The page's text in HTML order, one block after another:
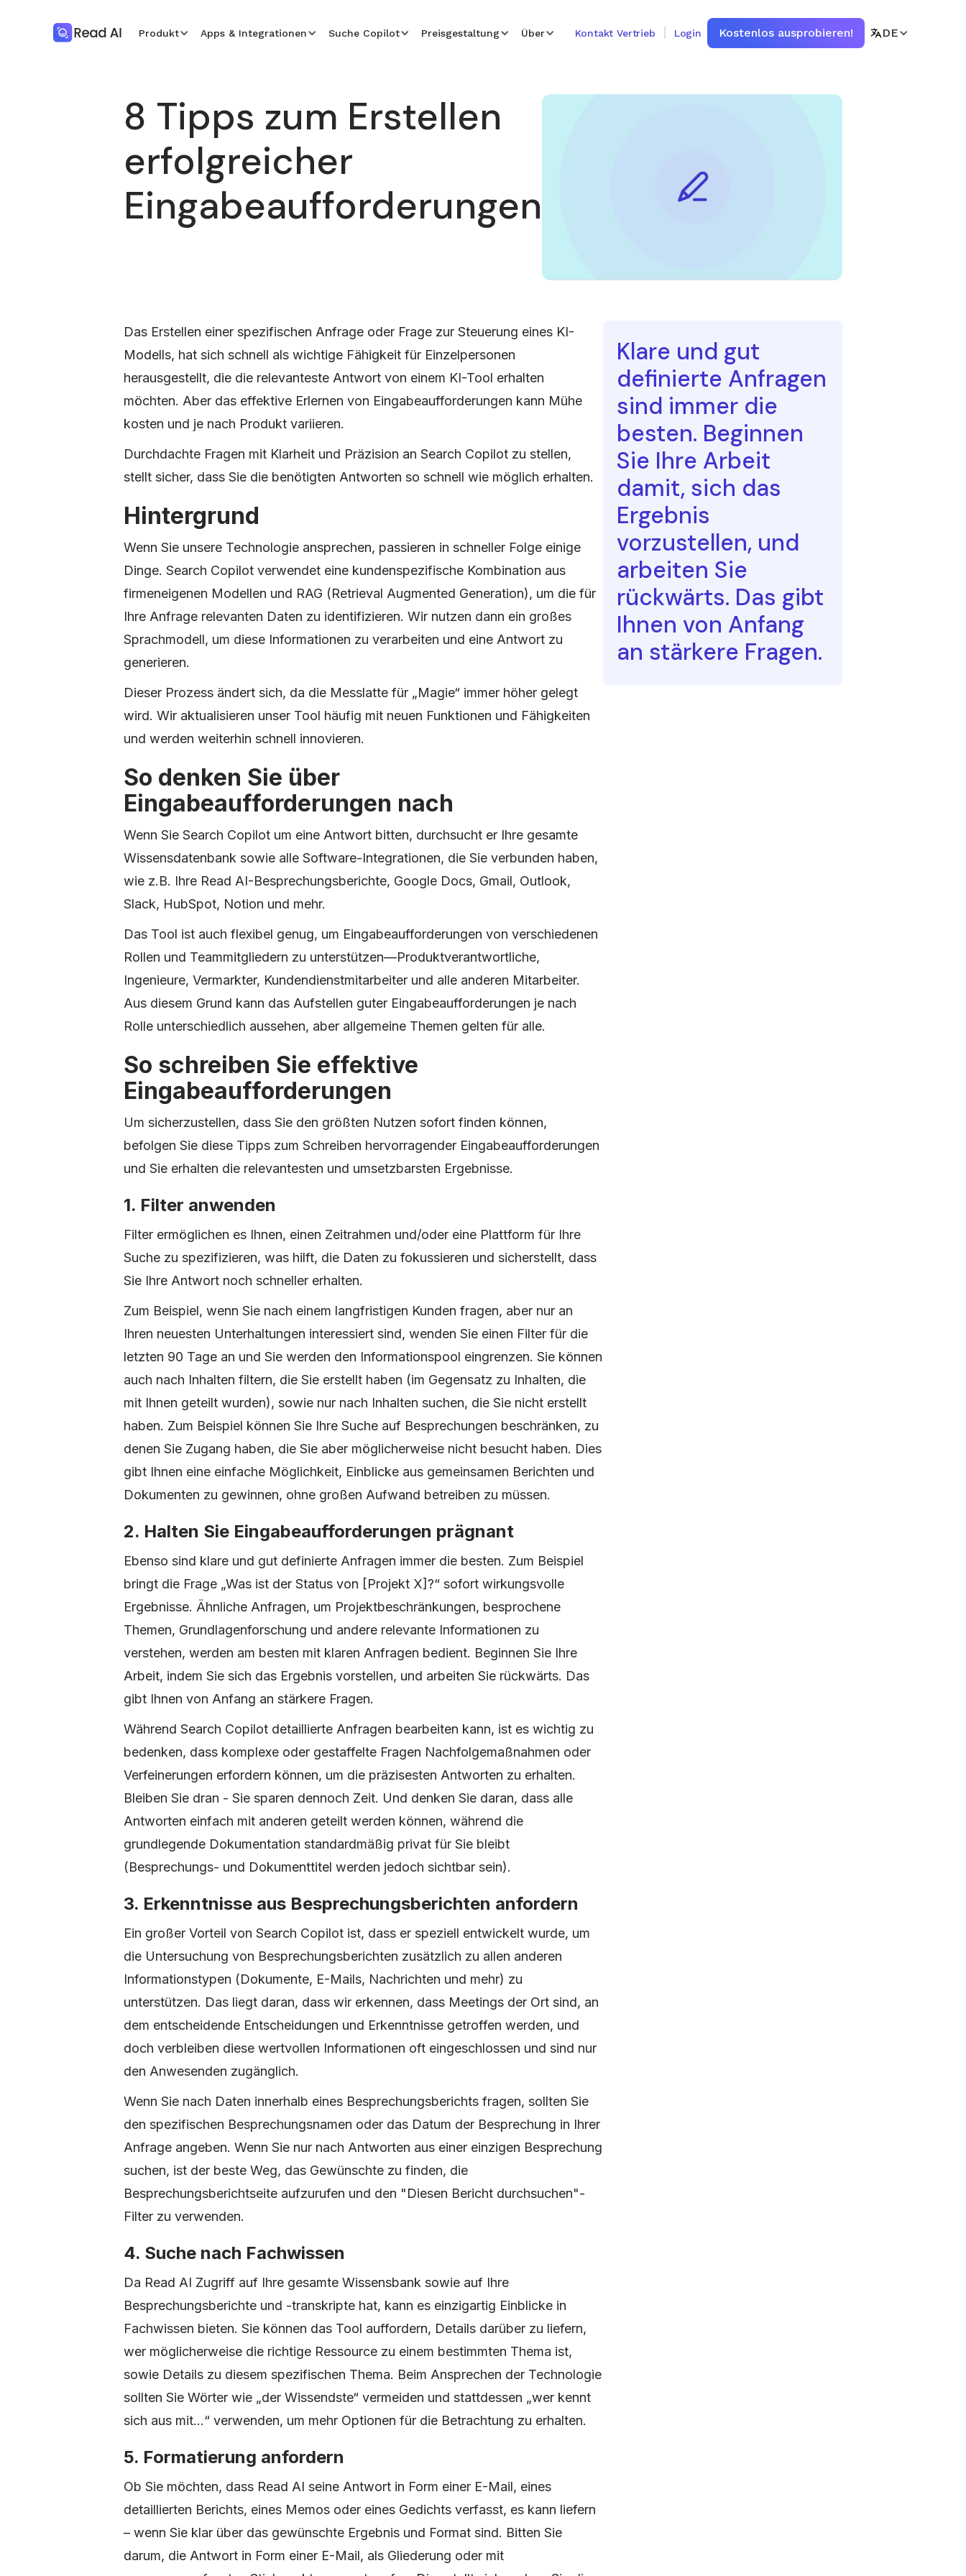
Produkt Apps & Integrationen Suche Copilot Preisgestaltung Über Kontakt Vertrieb Login Kostenlos ausprobieren! DE
8 Tipps zum Erstellen
erfolgreicher
Eingabeaufforderungen
Das Erstellen einer spezifischen Anfrage oder Frage zur Steuerung eines KI-
Modells, hat sich schnell als wichtige Fähigkeit für Einzelpersonen
herausgestellt, die die relevanteste Antwort von einem KI-Tool erhalten
möchten. Aber das effektive Erlernen von Eingabeaufforderungen kann Mühe
kosten und je nach Produkt variieren.
Durchdachte Fragen mit Klarheit und Präzision an Search Copilot zu stellen,
stellt sicher, dass Sie die benötigten Antworten so schnell wie möglich erhalten.
Hintergrund
Wenn Sie unsere Technologie ansprechen, passieren in schneller Folge einige
Dinge. Search Copilot verwendet eine kundenspezifische Kombination aus
firmeneigenen Modellen und RAG (Retrieval Augmented Generation), um die für
Ihre Anfrage relevanten Daten zu identifizieren. Wir nutzen dann ein großes
Sprachmodell, um diese Informationen zu verarbeiten und eine Antwort zu
generieren.
Dieser Prozess ändert sich, da die Messlatte für „Magie“ immer höher gelegt
wird. Wir aktualisieren unser Tool häufig mit neuen Funktionen und Fähigkeiten
und werden weiterhin schnell innovieren.
So denken Sie über
Eingabeaufforderungen nach
Wenn Sie Search Copilot um eine Antwort bitten, durchsucht er Ihre gesamte
Wissensdatenbank sowie alle Software-Integrationen, die Sie verbunden haben,
wie z.B. Ihre Read AI-Besprechungsberichte, Google Docs, Gmail, Outlook,
Slack, HubSpot, Notion und mehr.
Das Tool ist auch flexibel genug, um Eingabeaufforderungen von verschiedenen
Rollen und Teammitgliedern zu unterstützen—Produktverantwortliche,
Ingenieure, Vermarkter, Kundendienstmitarbeiter und alle anderen Mitarbeiter.
Aus diesem Grund kann das Aufstellen guter Eingabeaufforderungen je nach
Rolle unterschiedlich aussehen, aber allgemeine Themen gelten für alle.
So schreiben Sie effektive
Eingabeaufforderungen
Um sicherzustellen, dass Sie den größten Nutzen sofort finden können,
befolgen Sie diese Tipps zum Schreiben hervorragender Eingabeaufforderungen
und Sie erhalten die relevantesten und umsetzbarsten Ergebnisse.
1. Filter anwenden
Filter ermöglichen es Ihnen, einen Zeitrahmen und/oder eine Plattform für Ihre
Suche zu spezifizieren, was hilft, die Daten zu fokussieren und sicherstellt, dass
Sie Ihre Antwort noch schneller erhalten.
Zum Beispiel, wenn Sie nach einem langfristigen Kunden fragen, aber nur an
Ihren neuesten Unterhaltungen interessiert sind, wenden Sie einen Filter für die
letzten 90 Tage an und Sie werden den Informationspool eingrenzen. Sie können
auch nach Inhalten filtern, die Sie erstellt haben (im Gegensatz zu Inhalten, die
mit Ihnen geteilt wurden), sowie nur nach Inhalten suchen, die Sie nicht erstellt
haben. Zum Beispiel können Sie Ihre Suche auf Besprechungen beschränken, zu
denen Sie Zugang haben, die Sie aber möglicherweise nicht besucht haben. Dies
gibt Ihnen eine einfache Möglichkeit, Einblicke aus gemeinsamen Berichten und
Dokumenten zu gewinnen, ohne großen Aufwand betreiben zu müssen.
2. Halten Sie Eingabeaufforderungen prägnant
Ebenso sind klare und gut definierte Anfragen immer die besten. Zum Beispiel
bringt die Frage „Was ist der Status von [Projekt X]?“ sofort wirkungsvolle
Ergebnisse. Ähnliche Anfragen, um Projektbeschränkungen, besprochene
Themen, Grundlagenforschung und andere relevante Informationen zu
verstehen, werden am besten mit klaren Anfragen bedient. Beginnen Sie Ihre
Arbeit, indem Sie sich das Ergebnis vorstellen, und arbeiten Sie rückwärts. Das
gibt Ihnen von Anfang an stärkere Fragen.
Während Search Copilot detaillierte Anfragen bearbeiten kann, ist es wichtig zu
bedenken, dass komplexe oder gestaffelte Fragen Nachfolgemaßnahmen oder
Verfeinerungen erfordern können, um die präzisesten Antworten zu erhalten.
Bleiben Sie dran - Sie sparen dennoch Zeit. Und denken Sie daran, dass alle
Antworten einfach mit anderen geteilt werden können, während die
grundlegende Dokumentation standardmäßig privat für Sie bleibt
(Besprechungs- und Dokumenttitel werden jedoch sichtbar sein).
3. Erkenntnisse aus Besprechungsberichten anfordern
Ein großer Vorteil von Search Copilot ist, dass er speziell entwickelt wurde, um
die Untersuchung von Besprechungsberichten zusätzlich zu allen anderen
Informationstypen (Dokumente, E-Mails, Nachrichten und mehr) zu
unterstützen. Das liegt daran, dass wir erkennen, dass Meetings der Ort sind, an
dem entscheidende Entscheidungen und Erkenntnisse getroffen werden, und
doch verbleiben diese wertvollen Informationen oft eingeschlossen und sind nur
den Anwesenden zugänglich.
Wenn Sie nach Daten innerhalb eines Besprechungsberichts fragen, sollten Sie
den spezifischen Besprechungsnamen oder das Datum der Besprechung in Ihrer
Anfrage angeben. Wenn Sie nur nach Antworten aus einer einzigen Besprechung
suchen, ist der beste Weg, das Gewünschte zu finden, die
Besprechungsberichtseite aufzurufen und den "Diesen Bericht durchsuchen"-
Filter zu verwenden.
4. Suche nach Fachwissen
Da Read AI Zugriff auf Ihre gesamte Wissensbank sowie auf Ihre
Besprechungsberichte und -transkripte hat, kann es einzigartig Einblicke in
Fachwissen bieten. Sie können das Tool auffordern, Details darüber zu liefern,
wer möglicherweise die richtige Ressource zu einem bestimmten Thema ist,
sowie Details zu diesem spezifischen Thema. Beim Ansprechen der Technologie
sollten Sie Wörter wie „der Wissendste“ vermeiden und stattdessen „wer kennt
sich aus mit...“ verwenden, um mehr Optionen für die Betrachtung zu erhalten.
5. Formatierung anfordern
Ob Sie möchten, dass Read AI seine Antwort in Form einer E-Mail, eines
detaillierten Berichts, eines Memos oder eines Gedichts verfasst, es kann liefern
– wenn Sie klar über das gewünschte Ergebnis und Format sind. Bitten Sie
darum, die Antwort in Form einer E-Mail, als Gliederung oder mit
Klare und gut
definierte Anfragen
sind immer die
besten. Beginnen
Sie Ihre Arbeit
damit, sich das
Ergebnis
vorzustellen, und
arbeiten Sie
rückwärts. Das gibt
Ihnen von Anfang
an stärkere Fragen.